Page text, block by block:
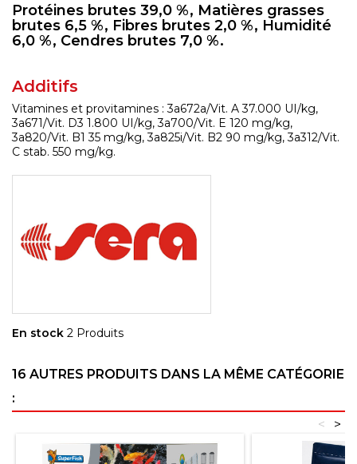
Protéines brutes 39,0 %, Matières grasses
brutes 6,5 %, Fibres brutes 2,0 %, Humidité
6,0 %, Cendres brutes 7,0 %.
Additifs
Vitamines et provitamines : 3a672a/Vit. A 37.000 UI/kg,
3a671/Vit. D3 1.800 UI/kg, 3a700/Vit. E 120 mg/kg,
3a820/Vit. B1 35 mg/kg, 3a825i/Vit. B2 90 mg/kg, 3a312/Vit.
C stab. 550 mg/kg.
En stock 2 Produits
16 AUTRES PRODUITS DANS LA MÊME CATÉGORIE
:
>
<